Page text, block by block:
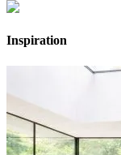
Inspiration